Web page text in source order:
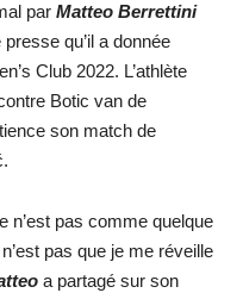
par Matteo Berrettini
qu’il a donnée
Club 2022. L’athlète
Botic van de
son match de
n’est pas comme quelque
pas que je me réveille
a partagé sur son